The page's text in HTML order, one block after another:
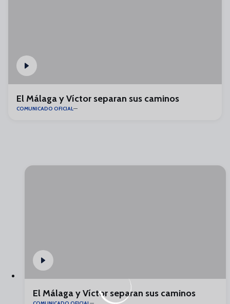
El Málaga y Víctor separan sus caminos
COMUNICADO OFICIAL
El Málaga y Víctor separan sus caminos